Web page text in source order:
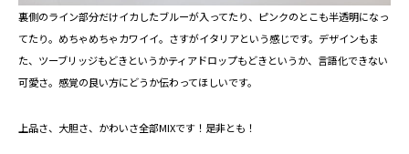
裏側のライン部分だけイカしたブルーが入ってたり、ピンクのとこも半透明になっ
てたり。めちゃめちゃカワイイ。さすがイタリアという感じです。デザインもま
た、ツーブリッジもどきというかティアドロップもどきというか、言語化できない
可愛さ。感覚の良い方にどうか伝わってほしいです。
上品さ、大胆さ、かわいさ全部MIXです！是非とも！